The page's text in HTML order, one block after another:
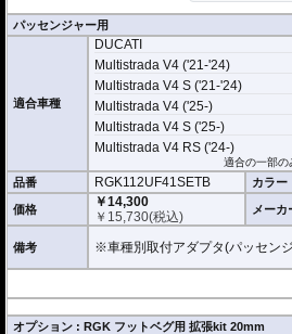
ライディングスタイルに合わせて調整が可能に
パッセンジャー用
適合車種
DUCATI
Multistrada V4 ('21-'24)
Multistrada V4 S ('21-'24)
Multistrada V4 ('25-)
Multistrada V4 S ('25-)
Multistrada V4 RS ('24-)
適合の一部
品番 RGK112UF41SETB カラー
価格
￥14,300
￥ 15,730(税込) メーカ
備考 ※車種別取付アダプタ(パッセン
オプション : RGK フットベグ用 拡張kit 20mm